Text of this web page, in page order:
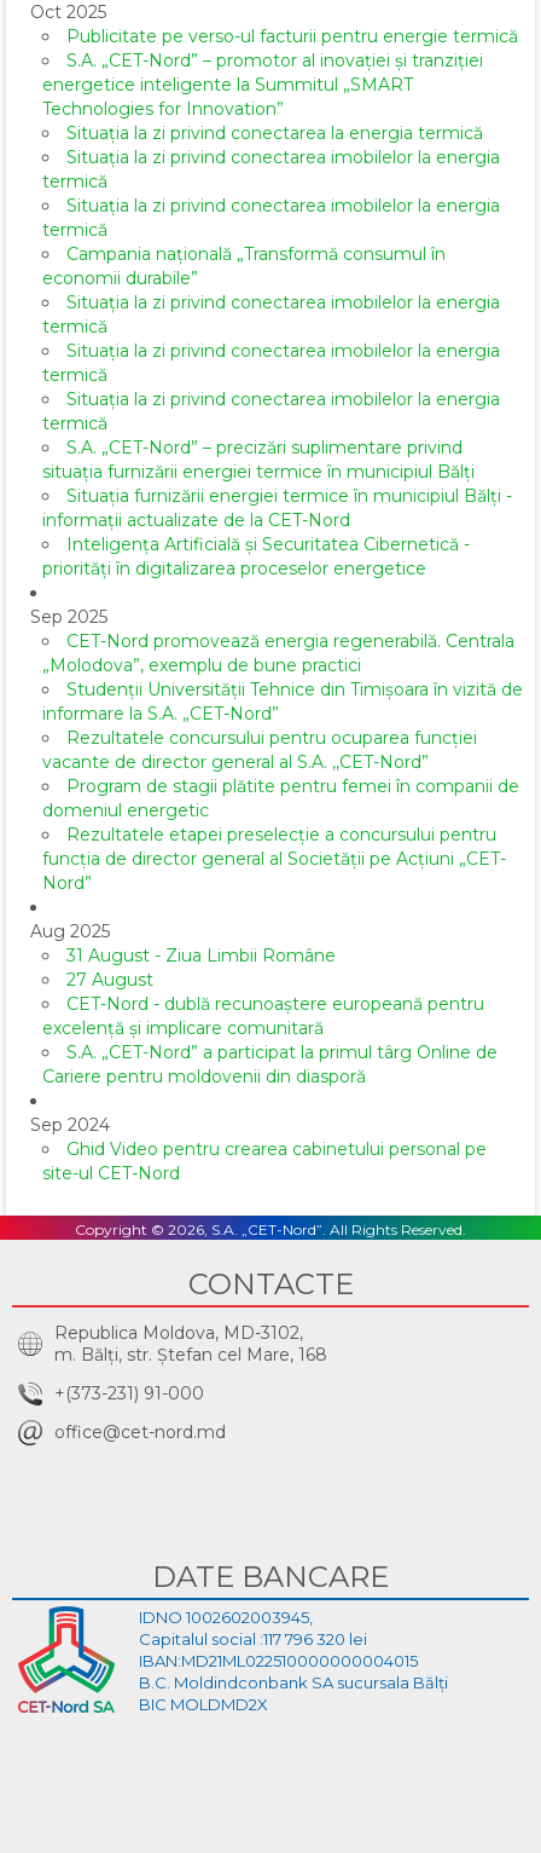
Oct 2025
Publicitate pe verso-ul facturii pentru energie termică
S.A. „CET-Nord” – promotor al inovației și tranziției
energetice inteligente la Summitul „SMART
Technologies for Innovation”
Situația la zi privind conectarea la energia termică
Situația la zi privind conectarea imobilelor la energia
termică
Situația la zi privind conectarea imobilelor la energia
termică
Campania națională „Transformă consumul în
economii durabile”
Situația la zi privind conectarea imobilelor la energia
termică
Situația la zi privind conectarea imobilelor la energia
termică
Situația la zi privind conectarea imobilelor la energia
termică
S.A. „CET-Nord” – precizări suplimentare privind
situația furnizării energiei termice în municipiul Bălți
Situația furnizării energiei termice în municipiul Bălți -
informații actualizate de la CET-Nord
Inteligența Artificială și Securitatea Cibernetică -
priorități în digitalizarea proceselor energetice
Sep 2025
CET-Nord promovează energia regenerabilă. Centrala
„Molodova”, exemplu de bune practici
Studenții Universității Tehnice din Timișoara în vizită de
informare la S.A. „CET-Nord”
Rezultatele concursului pentru ocuparea funcției
vacante de director general al S.A. ,,CET-Nord”
Program de stagii plătite pentru femei în companii de
domeniul energetic
Rezultatele etapei preselecție a concursului pentru
funcția de director general al Societăţii pe Acţiuni „CET-
Nord”
Aug 2025
31 August - Ziua Limbii Române
27 August
CET-Nord - dublă recunoaștere europeană pentru
excelență și implicare comunitară
S.A. „CET-Nord” a participat la primul târg Online de
Cariere pentru moldovenii din diasporă
Sep 2024
Ghid Video pentru crearea cabinetului personal pe
site-ul CET-Nord
Copyright © 2026, S.A. „CET-Nord”. All Rights Reserved.
CONTACTE
Republica Moldova, MD-3102,
m. Bălţi, str. Ştefan cel Mare, 168
+(373-231) 91-000
office@cet-nord.md
DATE BANCARE
IDNO 1002602003945,
Capitalul social :117 796 320 lei
IBAN:MD21ML022510000000004015
B.C. Moldindconbank SA sucursala Bălți
BIC MOLDMD2X